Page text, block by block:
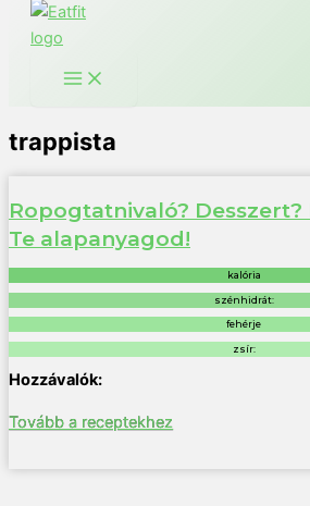
trappista
Ropogtatnivaló? Desszert?
Te alapanyagod!
kalória
szénhidrát:
fehérje
zsír:
Tovább a receptekhez